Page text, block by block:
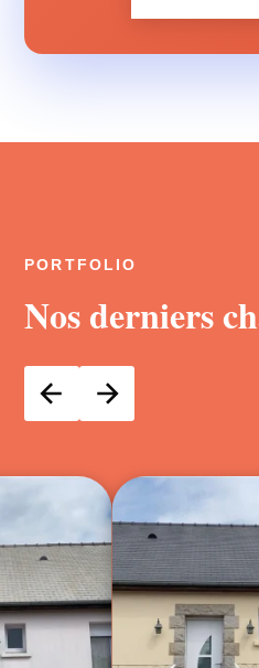
PORTFOLIO
Nos derniers